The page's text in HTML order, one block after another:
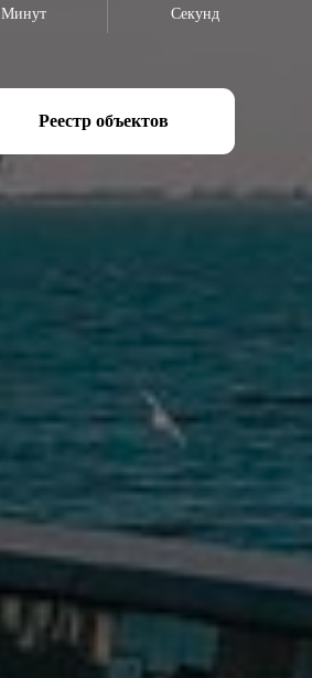
Минут Секунд
Реестр объектов